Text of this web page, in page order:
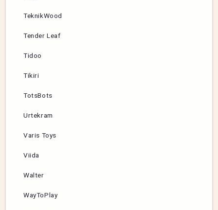
TeknikWood
Tender Leaf
Tidoo
Tikiri
TotsBots
Urtekram
Varis Toys
Viida
Walter
WayToPlay